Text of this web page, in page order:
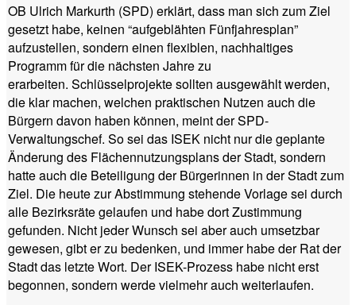
OB Ulrich Markurth (SPD) erklärt, dass man sich zum Ziel
gesetzt habe, keinen “aufgeblähten Fünfjahresplan”
aufzustellen, sondern einen flexiblen, nachhaltiges
Programm für die nächsten Jahre zu
erarbeiten. Schlüsselprojekte sollten ausgewählt werden,
die klar machen, welchen praktischen Nutzen auch die
Bürgern davon haben können, meint der SPD-
Verwaltungschef. So sei das ISEK nicht nur die geplante
Änderung des Flächennutzungsplans der Stadt, sondern
hatte auch die Beteiligung der Bürgerinnen in der Stadt zum
Ziel. Die heute zur Abstimmung stehende Vorlage sei durch
alle Bezirksräte gelaufen und habe dort Zustimmung
gefunden. Nicht jeder Wunsch sei aber auch umsetzbar
gewesen, gibt er zu bedenken, und immer habe der Rat der
Stadt das letzte Wort. Der ISEK-Prozess habe nicht erst
begonnen, sondern werde vielmehr auch weiterlaufen.